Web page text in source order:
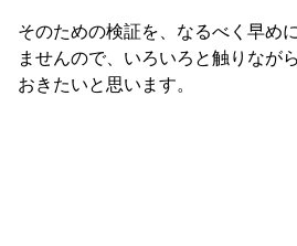
そのための検証を、なるべく早め
ませんので、いろいろと触りなが
おきたいと思います。